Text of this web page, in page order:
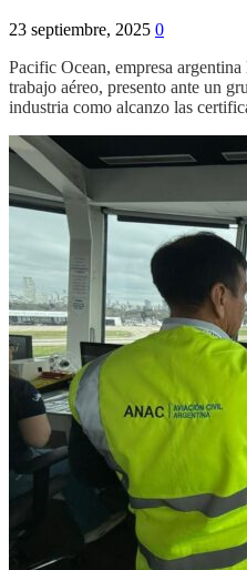
23 septiembre, 2025 0
Pacific Ocean, empresa
trabajo aéreo, presento ante un
industria como alcanzo las